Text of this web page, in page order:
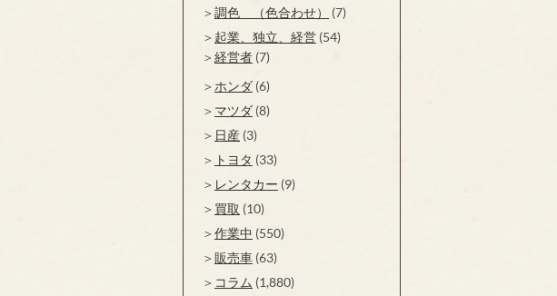
調色 （色合わせ）
(7)
起業、独立、経営 (54)
経営者 (7)
ホンダ (6)
マツダ (8)
日産 (3)
トヨタ (33)
レンタカー (9)
買取 (10)
作業中 (550)
販売車 (63)
コラム (1,880)